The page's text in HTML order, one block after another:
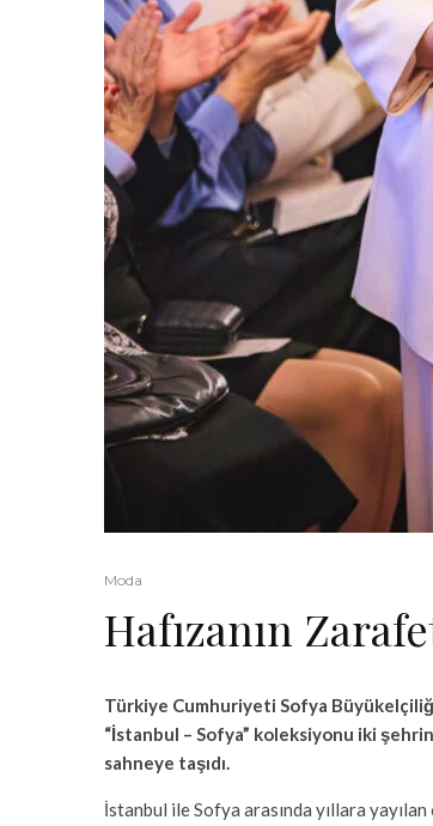
Moda
Hafızanın
Türkiye Cumhuriyeti Sofya
“İstanbul – Sofya” koleksiyonu iki
sahneye taşıdı.
İstanbul ile Sofya arasında yıllara